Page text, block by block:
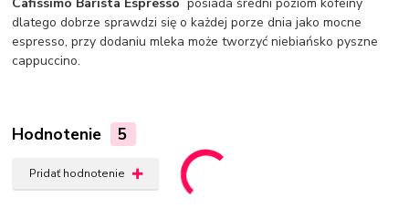
dlatego dobrze sprawdzi się o każdej porze dnia jako mocne
espresso, przy dodaniu mleka może tworzyć niebiańsko pyszne
cappuccino.
Hodnotenie 5
Pridať hodnotenie